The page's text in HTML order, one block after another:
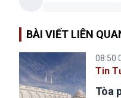
BÀI VIẾT LIÊN
08:50
Tin
Tòa